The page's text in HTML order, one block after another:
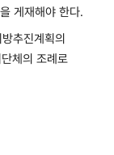
게재해야 한다.
추진계획의
체의 조례로